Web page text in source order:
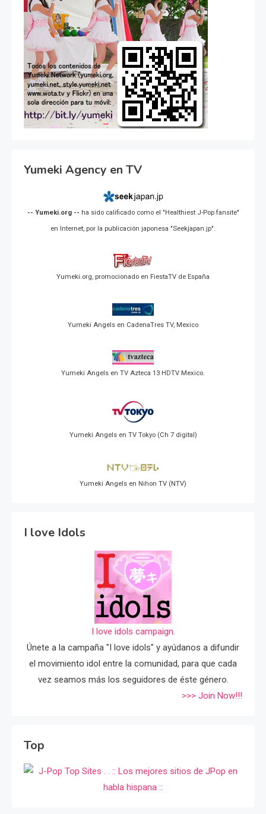
Yumeki Agency en TV
-- Yumeki.org -- ha sido calificado como el "Healthiest J-Pop fansite"
en Internet, por la publicación japonesa "Seekjapan.jp".
Yumeki.org, promocionado en FiestaTV de España
Yumeki Angels en CadenaTres TV, Mexico
Yumeki Angels en TV Azteca 13 HDTV Mexico.
Yumeki Angels en TV Tokyo (Ch 7 digital)
Yumeki Angels en Nihon TV (NTV)
I love Idols
I love idols campaign.
Únete a la campaña "I love idols" y ayúdanos a difundir
el movimiento idol entre la comunidad, para que cada
vez seamos más los seguidores de éste género.
>>> Join Now!!!
Top